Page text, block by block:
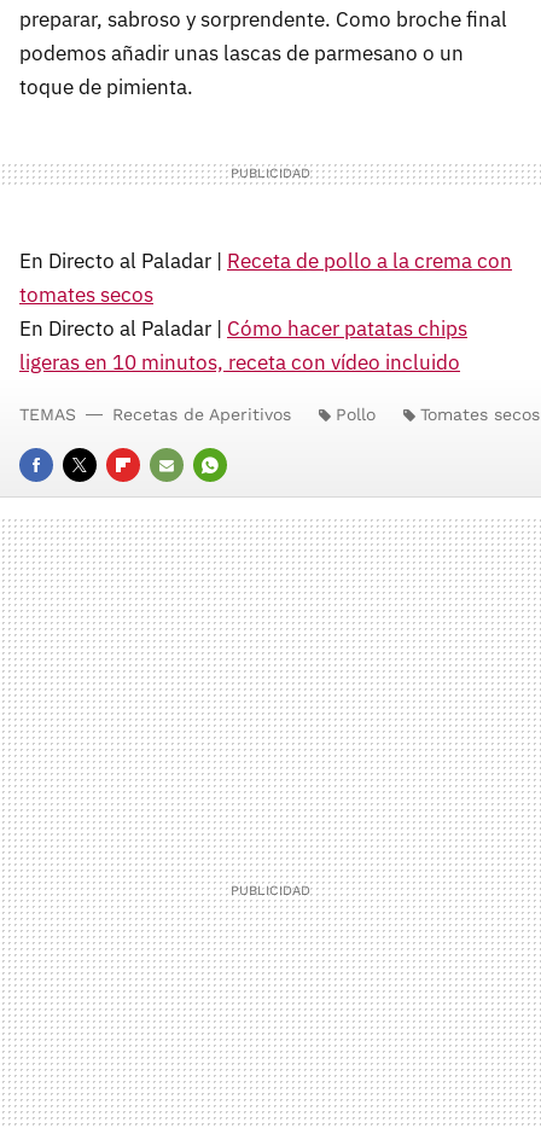
preparar, sabroso y sorprendente. Como broche final
podemos añadir unas lascas de parmesano o un
toque de pimienta.
En Directo al Paladar | Receta de pollo a la crema con
tomates secos
En Directo al Paladar | Cómo hacer patatas chips
ligeras en 10 minutos, receta con vídeo incluido
FACEBOOK
TWITTERFLIPBOARD
E-
MAIL
WHATSAPP
TEMAS Recetas de Aperitivos Pollo Tomates secos